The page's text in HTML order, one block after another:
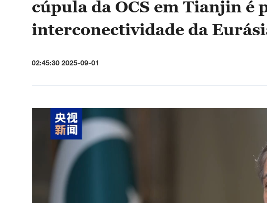
cúpula da OCS em Tianjin é
interconectividade da
02:45:30 2025-09-01